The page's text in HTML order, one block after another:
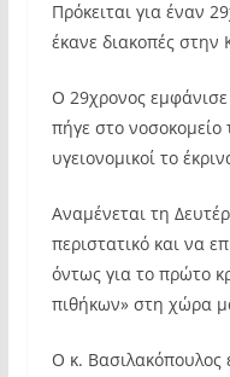
Πρόκειται για έναν
έκανε διακοπές στην
Ο 29χρονος
πήγε στο νοσοκομείο
υγειονομικοί το
Αναμένεται τη
περιστατικό και να
όντως για το πρώτο
πιθήκων» στη χώρα
Ο κ. Βασιλακόπουλος